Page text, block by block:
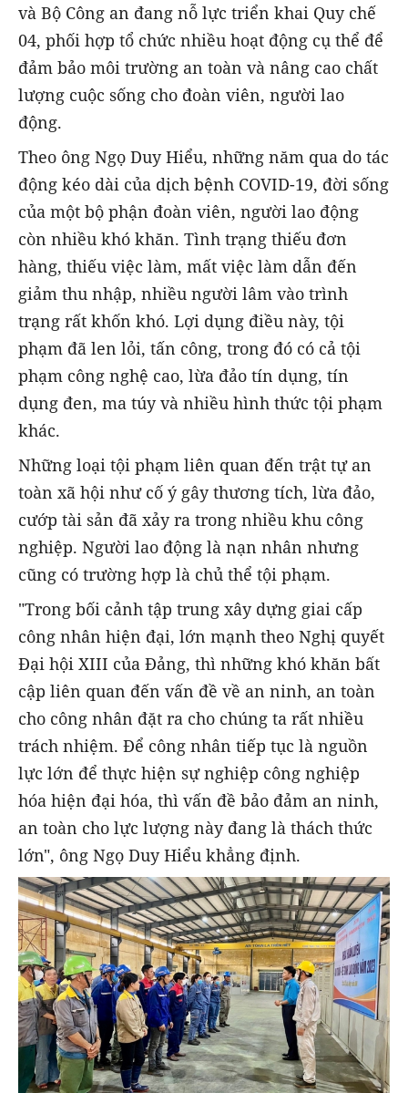
và Bộ Công an đang nỗ lực triển khai Quy chế
04, phối hợp tổ chức nhiều hoạt động cụ thể để
đảm bảo môi trường an toàn và nâng cao chất
lượng cuộc sống cho đoàn viên, người lao
động.
Theo ông Ngọ Duy Hiểu, những năm qua do tác
động kéo dài của dịch bệnh COVID-19, đời sống
của một bộ phận đoàn viên, người lao động
còn nhiều khó khăn. Tình trạng thiếu đơn
hàng, thiếu việc làm, mất việc làm dẫn đến
giảm thu nhập, nhiều người lâm vào trình
trạng rất khốn khó. Lợi dụng điều này, tội
phạm đã len lỏi, tấn công, trong đó có cả tội
phạm công nghệ cao, lừa đảo tín dụng, tín
dụng đen, ma túy và nhiều hình thức tội phạm
khác.
Những loại tội phạm liên quan đến trật tự an
toàn xã hội như cố ý gây thương tích, lừa đảo,
cướp tài sản đã xảy ra trong nhiều khu công
nghiệp. Người lao động là nạn nhân nhưng
cũng có trường hợp là chủ thể tội phạm.
"Trong bối cảnh tập trung xây dựng giai cấp
công nhân hiện đại, lớn mạnh theo Nghị quyết
Đại hội XIII của Đảng, thì những khó khăn bất
cập liên quan đến vấn đề về an ninh, an toàn
cho công nhân đặt ra cho chúng ta rất nhiều
trách nhiệm. Để công nhân tiếp tục là nguồn
lực lớn để thực hiện sự nghiệp công nghiệp
hóa hiện đại hóa, thì vấn đề bảo đảm an ninh,
an toàn cho lực lượng này đang là thách thức
lớn", ông Ngọ Duy Hiểu khẳng định.